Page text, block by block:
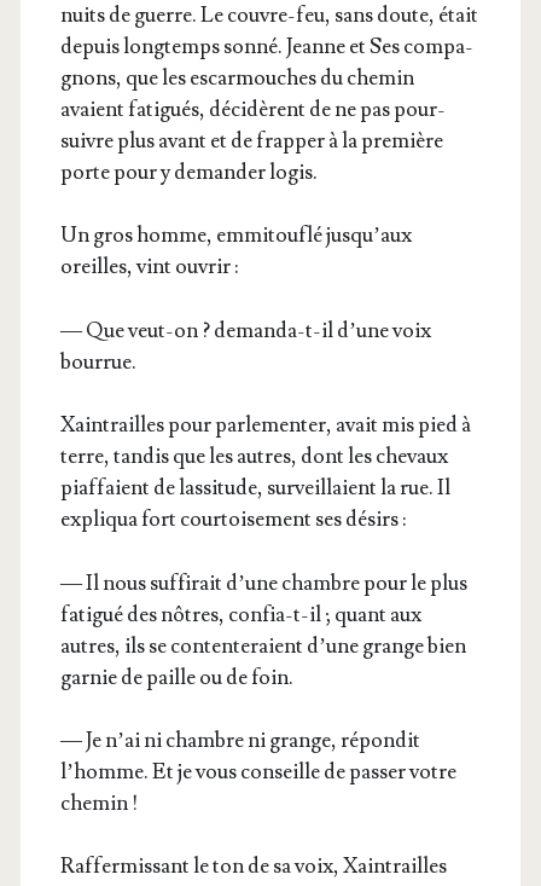
nuits de guerre. Le couvre-feu, sans doute, était
depuis long­temps son­né. Jeanne et Ses com­pa­
gnons, que les escar­mouches du che­min
avaient fati­gués, déci­dèrent de ne pas pour­
suivre plus avant et de frap­per à la pre­mière
porte pour y deman­der logis.
Un gros homme, emmi­tou­flé jus­qu’aux
oreilles, vint ouvrir :
— Que veut-on ? deman­da-t-il d’une voix
bourrue.
Xain­trailles pour par­le­men­ter, avait mis pied à
terre, tan­dis que les autres, dont les che­vaux
piaf­faient de las­si­tude, sur­veillaient la rue. Il
expli­qua fort cour­toi­se­ment ses désirs :
— Il nous suf­fi­rait d’une chambre pour le plus
fati­gué des nôtres, confia-t-il ; quant aux
autres, ils se conten­te­raient d’une grange bien
gar­nie de paille ou de foin.
— Je n’ai ni chambre ni grange, répon­dit
l’homme. Et je vous conseille de pas­ser votre
chemin !
Raf­fer­mis­sant le ton de sa voix, Xain­trailles